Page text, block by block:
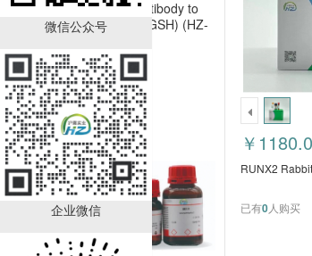
微信公众号
企业微信
Polyclonal Antibody to
Glutathione (GSH) (HZ-
已有0人购买
销量排行
￥
RUNX2
已有0人购买